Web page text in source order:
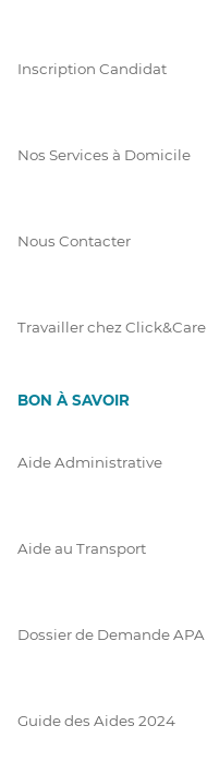
Inscription Candidat
Nos Services à Domicile
Nous Contacter
Travailler chez Click&Care
BON À SAVOIR
Aide Administrative
Aide au Transport
Dossier de Demande APA
Guide des Aides 2024